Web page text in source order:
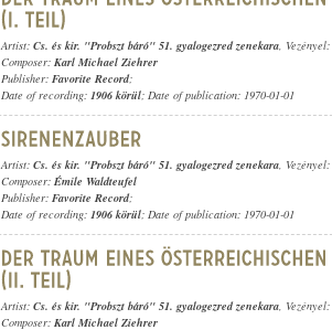
Artist: Cs. és kir. "Probszt báró" 51. gyalogezred zenekara, Vezényel:
Composer: Karl Michael Ziehrer
Publisher: Favorite Record;
Date of recording: 1906 körül; Date of publication: 1970-01-01
Artist: Cs. és kir. "Probszt báró" 51. gyalogezred zenekara, Vezényel:
Composer: Émile Waldteufel
Publisher: Favorite Record;
Date of recording: 1906 körül; Date of publication: 1970-01-01
Artist: Cs. és kir. "Probszt báró" 51. gyalogezred zenekara, Vezényel:
Composer: Karl Michael Ziehrer